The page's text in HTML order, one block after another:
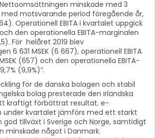
Nettoomsättningen minskade med 3
motsvarande period föregående år,
Operationell EBITA i kvartalet uppgick
och den operationella EBITA-marginalen
För helåret 2019 blev
6 631 MSEK (6 667), operationell EBITA
(657) och den operationella EBITA-
(9,9%)”.
för de danska bolagen och stabil
bolag presterade den irländska
kraftigt förbättrat resultat. e-
under kvartalet jämförs med ett starkt
god tillväxt i Sverige och Norge, samtidigt
minskade något i Danmark.